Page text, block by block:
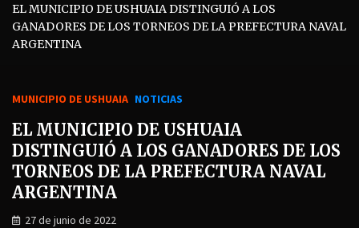
EL MUNICIPIO DE USHUAIA DISTINGUIÓ A LOS
GANADORES DE LOS TORNEOS DE LA PREFECTURA NAVAL
ARGENTINA
MUNICIPIO DE USHUAIA NOTICIAS
EL MUNICIPIO DE USHUAIA
DISTINGUIÓ A LOS GANADORES DE LOS
TORNEOS DE LA PREFECTURA NAVAL
ARGENTINA
27 de junio de 2022